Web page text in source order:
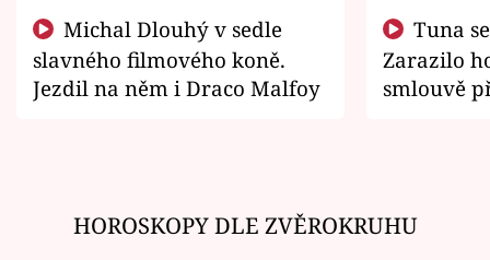
slavného filmového koně.
Jezdil na něm i Draco Malfoy
Zarazilo
smlouvě
HOROSKOPY DLE ZVĚROKRUHU